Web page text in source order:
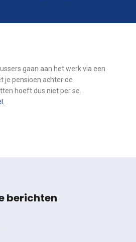
gaan aan het werk via een
je pensioen achter de
hoeft dus niet per se.
berichten